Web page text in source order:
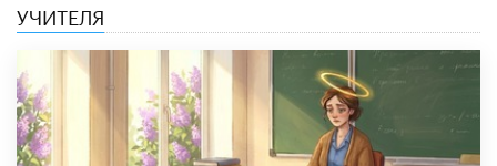
УЧИТЕЛЯ